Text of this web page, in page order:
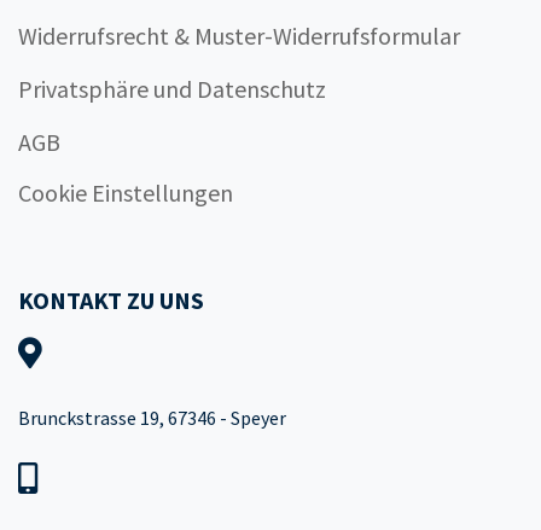
Widerrufsrecht & Muster-Widerrufsformular
Privatsphäre und Datenschutz
AGB
Cookie Einstellungen
KONTAKT ZU UNS
Brunckstrasse 19, 67346 - Speyer